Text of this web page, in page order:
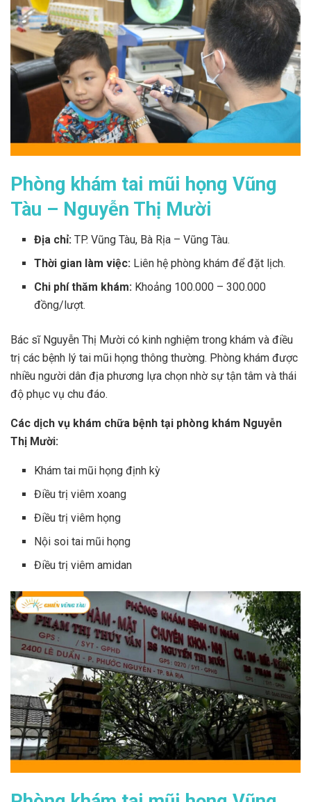
Phòng khám tai mũi họng Vũng
Tàu – Nguyễn Thị Mười
Địa chỉ: TP. Vũng Tàu, Bà Rịa – Vũng Tàu.
Thời gian làm việc: Liên hệ phòng khám để đặt lịch.
Chi phí thăm khám: Khoảng 100.000 – 300.000
đồng/lượt.
Bác sĩ Nguyễn Thị Mười có kinh nghiệm trong khám và điều
trị các bệnh lý tai mũi họng thông thường. Phòng khám được
nhiều người dân địa phương lựa chọn nhờ sự tận tâm và thái
độ phục vụ chu đáo.
Các dịch vụ khám chữa bệnh tại phòng khám Nguyễn
Thị Mười:
Khám tai mũi họng định kỳ
Điều trị viêm xoang
Điều trị viêm họng
Nội soi tai mũi họng
Điều trị viêm amidan